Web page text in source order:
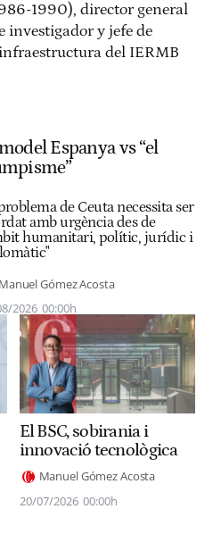
1990), director general
investigador y jefe de
del IERMB
Espanya vs “el
de Ceuta necessita ser
amb urgència des de
humanitari, polític, jurídic i
Manuel Gómez Acosta
2026 00:00h
El BSC, sobirania i
innovació tecnològica
Manuel Gómez Acosta
20/07/2026 00:00h